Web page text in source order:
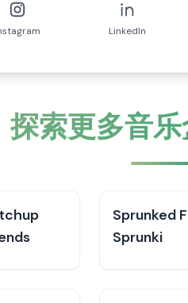
LinkedIn
探索更多音
Sprunked
Sprunki